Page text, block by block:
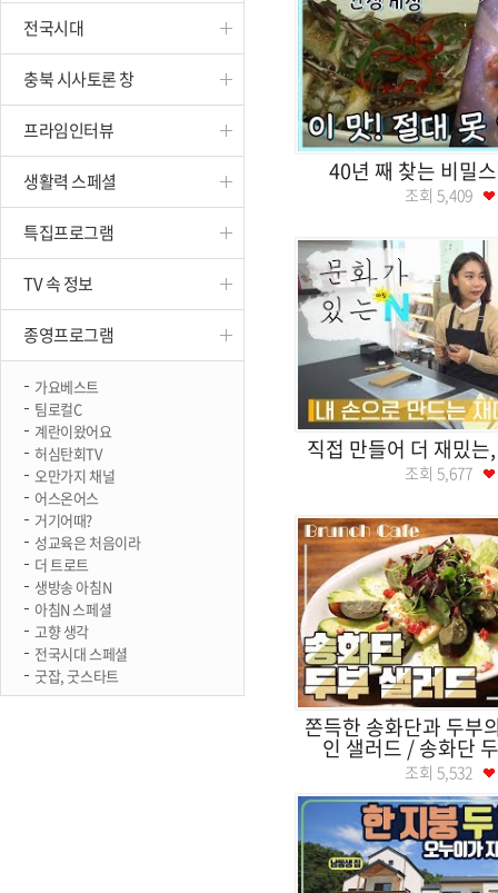
전국시대
충북 시사토론 창
프라임인터뷰
생활력 스페셜
특집프로그램
TV 속 정보
종영프로그램
가요베스트
팀로컬C
계란이왔어요
허심탄회TV
오만가지 채널
어스온어스
거기어때?
성교육은 처음이라
더 트로트
생방송 아침N
아침N 스페셜
고향 생각
전국시대 스페셜
굿잡, 굿스타트
40년 째 찾는 비밀
조회 5,409
직접 만들어 더 재밌
조회 5,677
쫀득한 송화단과 두부
인 샐러드 / 송화단
조회 5,532